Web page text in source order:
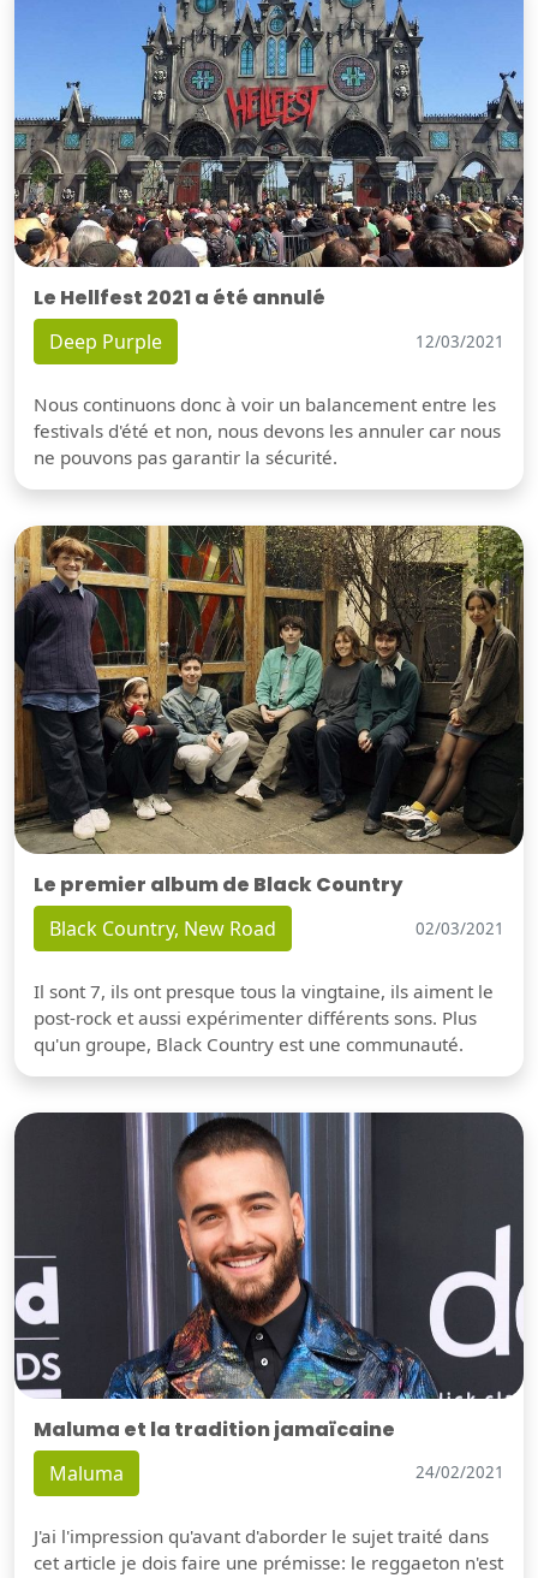
Le Hellfest 2021 a été annulé
Deep Purple 12/03/2021
Nous continuons donc à voir un balancement entre les
festivals d'été et non, nous devons les annuler car nous
ne pouvons pas garantir la sécurité.
Le premier album de Black Country
Black Country, New Road 02/03/2021
Il sont 7, ils ont presque tous la vingtaine, ils aiment le
post-rock et aussi expérimenter différents sons. Plus
qu'un groupe, Black Country est une communauté.
Maluma et la tradition jamaïcaine
Maluma 24/02/2021
J'ai l'impression qu'avant d'aborder le sujet traité dans
cet article je dois faire une prémisse: le reggaeton n'est